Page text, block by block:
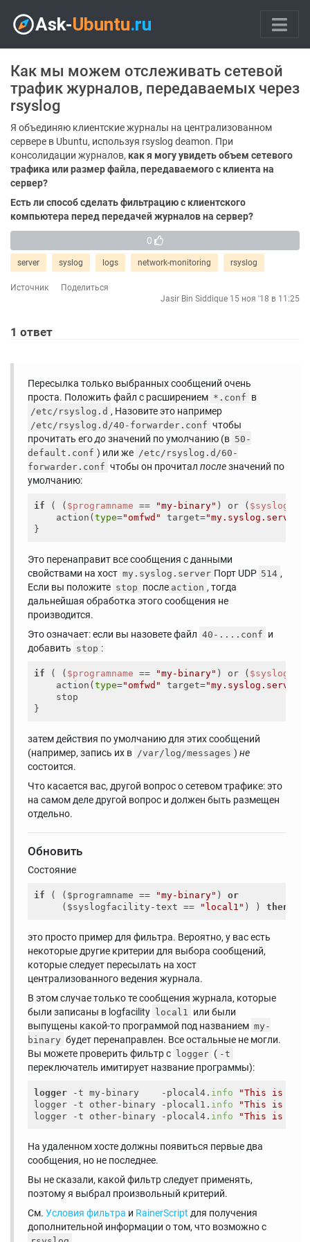
Как мы можем отслеживать сетевой
трафик журналов, передаваемых через
rsyslog
Я объединяю клиентские журналы на централизованном
сервере в Ubuntu, используя rsyslog deamon. При
консолидации журналов, как я могу увидеть объем сетевого
трафика или размер файла, передаваемого с клиента на
сервер?
Есть ли способ сделать фильтрацию с клиентского
компьютера перед передачей журналов на сервер?
0
server syslog logs network-monitoring rsyslog
Источник
Поделиться
Jasir Bin Siddique 15 ноя '18 в 11:25
1 ответ
Пересылка только выбранных сообщений очень
проста. Положить файл с расширением *.conf в
/etc/rsyslog.d , Назовите это например
/etc/rsyslog.d/40-forwarder.conf чтобы
прочитать егодозначений по умолчанию (в 50-
default.conf ) или же /etc/rsyslog.d/60-
forwarder.conf чтобы он прочитал послезначений по
умолчанию:
if ( ( $programname == "my-binary" ) or (
    action(
type="omfwd" target="my.syslog.server"
Это перенаправит все сообщения с данными
свойствами на хост my.syslog.server Порт UDP 514 ,
Если вы положите stop после action , тогда
дальнейшая обработка этого сообщения не
производится.
Это означает: если вы назовете файл 40-....conf и
добавить stop :
if ( ( $programname == "my-binary" ) or (
    action(
type="omfwd" target="my.syslog.server"
    stop
затем действия по умолчанию для этих сообщений
(например, запись их в /var/log/messages ) не
состоится.
Что касается вас, другой вопрос о сетевом трафике: это
на самом деле другой вопрос и должен быть размещен
отдельно.
Обновить
Состояние
if ( ($programname == "my-binary" ) or
     ($syslogfacility-text ==
"local1" ) ) then
это просто пример для фильтра. Вероятно, у вас есть
некоторые другие критерии для выбора сообщений,
которые следует пересылать на хост
централизованного ведения журнала.
В этом случае только те сообщения журнала, которые
были записаны в logfacility local1
или были
выпущены какой-то программой под названием my-
binary будет перенаправлен. Все остальные не могли.
Вы можете проверить фильтр с logger ( -t
переключатель имитирует название программы):
logger -t my-binary    -plocal4. info
"This is
logger -t other-binary -plocal1. info
"This is
logger -t other-binary -plocal4. info "This is
На удаленном хосте должны появиться первые два
сообщения, но не последнее.
Вы не сказали, какой фильтр следует применять,
поэтому я выбрал произвольный критерий.
См. Условия фильтра и RainerScript для получения
дополнительной информации о том, что возможно с